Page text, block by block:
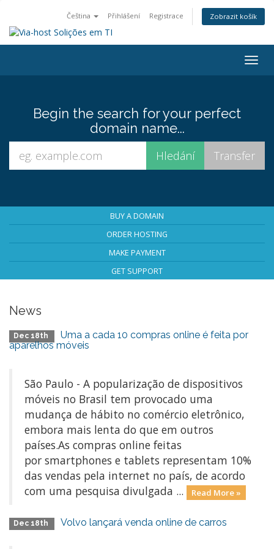
Čeština Přihlášení Registrace Zobrazit košík
Begin the search for your perfect
domain name...
BUY A DOMAIN
ORDER HOSTING
MAKE PAYMENT
GET SUPPORT
News
Dec 18th
Uma a cada 10 compras online é feita por
aparelhos móveis
São Paulo - A popularização de dispositivos
móveis no Brasil tem provocado uma
mudança de hábito no comércio eletrônico,
embora mais lenta do que em outros
países.As compras online feitas
por smartphones e tablets representam 10%
das vendas pela internet no país, de acordo
com uma pesquisa divulgada ...
Read More »
Dec 18th Volvo lançará venda online de carros